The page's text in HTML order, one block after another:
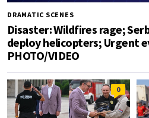
DRAMATIC SCENES
Disaster: Wildfires rage;
deploy helicopters; Urgent
PHOTO/VIDEO
0